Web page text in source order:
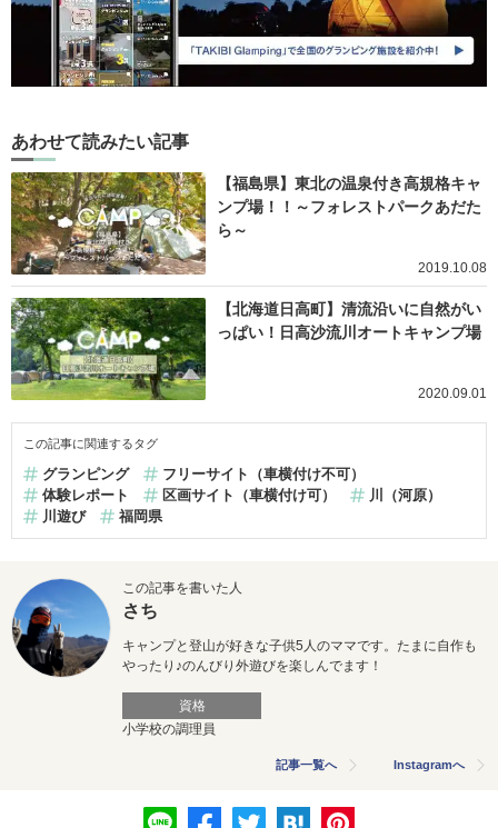
あわせて読みたい記事
【福島県】東北の温泉付き高規格キャ
ンプ場！！～フォレストパークあだた
ら～
2019.10.08
【北海道日高町】清流沿いに自然がい
っぱい！日高沙流川オートキャンプ場
2020.09.01
この記事に関連するタグ
グランピング
フリーサイト（車横付け不可）
体験レポート
区画サイト（車横付け可）
川（河原）
川遊び
福岡県
この記事を書いた人
さち
キャンプと登山が好きな子供5人のママです。たまに自作も
やったり♪のんびり外遊びを楽しんでます！
資格
小学校の調理員
記事一覧へ Instagramへ